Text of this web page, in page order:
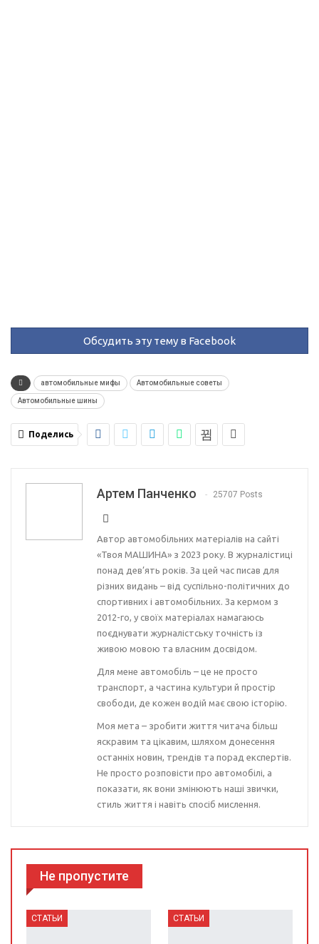
Обсудить эту тему в Facebook
автомобильные мифы Автомобильные советы
Автомобильные шины
Поделись
Артем Панченко 25707 Posts
Автор автомобільних матеріалів на сайті
«Твоя МАШИНА» з 2023 року. В журналістиці
понад дев’ять років. За цей час писав для
різних видань – від суспільно-політичних до
спортивних і автомобільних. За кермом з
2012-го, у своїх матеріалах намагаюсь
поєднувати журналістську точність із
живою мовою та власним досвідом.
Для мене автомобіль – це не просто
транспорт, а частина культури й простір
свободи, де кожен водій має свою історію.
Моя мета – зробити життя читача більш
яскравим та цікавим, шляхом донесення
останніх новин, трендів та порад експертів.
Не просто розповісти про автомобілі, а
показати, як вони змінюють наші звички,
стиль життя і навіть спосіб мислення.
Не пропустите
СТАТЬИ СТАТЬИ